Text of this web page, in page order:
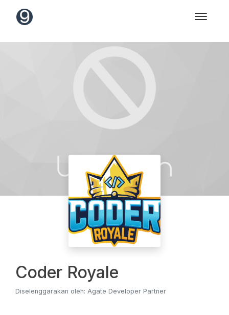
Coder Royale
Diselenggarakan oleh: Agate Developer Partner